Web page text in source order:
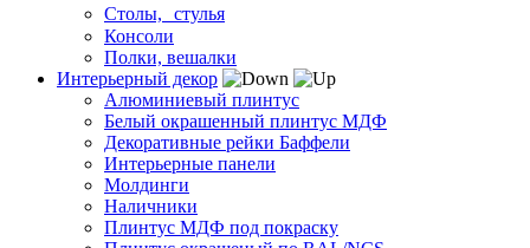
Столы, стулья
Консоли
Полки, вешалки
Интерьерный декор
Алюминиевый плинтус
Белый окрашенный плинтус МДФ
Декоративные рейки Баффели
Интерьерные панели
Молдинги
Наличники
Плинтус МДФ под покраску